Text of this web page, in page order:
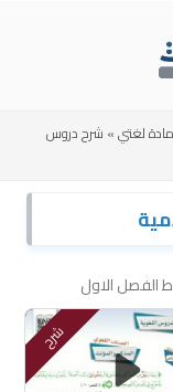
مادة لغتي» شرح دروس
شرح